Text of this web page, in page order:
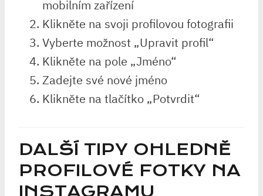
mobilním zařízení
Klikněte na svoji profilovou fotografii
Vyberte možnost „Upravit profil“
Klikněte na pole „Jméno“
Zadejte své nové jméno
Klikněte na tlačítko „Potvrdit“
DALŠÍ TIPY OHLEDNĚ
PROFILOVÉ FOTKY NA
INSTAGRAMU